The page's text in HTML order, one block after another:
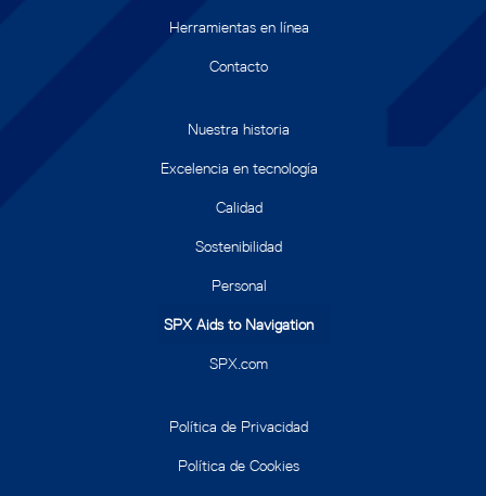
Herramientas en línea
Contacto
Nuestra historia
Excelencia en tecnología
Calidad
Sostenibilidad
Personal
SPX Aids to Navigation
SPX.com
Política de Privacidad
Política de Cookies